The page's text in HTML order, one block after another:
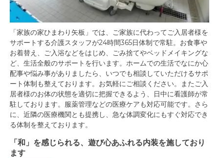
「家族の家ひまわり矢板」では、ご家族に代わってご入居者様を
サポートする介護スタッフが24時間365日体制で常駐。お食事や
お着替え、ご入浴などをはじめ、ごみ捨てやベッドメイキングな
ど、生活全般のサポートを行います。ホームでの生活でなにか心
配事や悩み事がありましたら、いつでも相談していただけるサポ
ート体制も整えております。お気軽にご相談ください。またご入
居者様のお体の状態を適切に把握できるよう、日中に看護師が常
駐しております。服薬管理などの医療ケアも対応可能です。さら
に、近隣の医療機関とも提携し、急な体調変化にもすぐ対応でき
る体制を整えております。
「和」を感じられる、遊び心あふれる内装を施しており
ます